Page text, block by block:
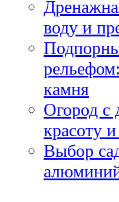
воду и
камня
Огород с
красоту
Выбор